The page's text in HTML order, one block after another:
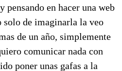
pensando en hacer una web
solo de imaginarla la veo
de un año, simplemente
comunicar nada con
poner unas gafas a la